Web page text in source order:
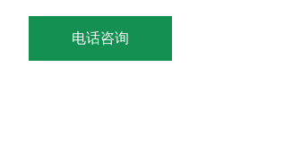
电话咨询